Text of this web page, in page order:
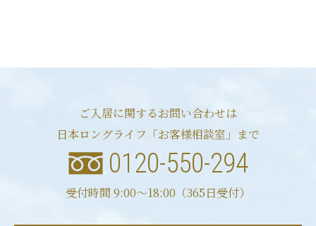
ご入居に関するお問い合わせは
日本ロングライフ「お客様相談室」まで
0120-550-294
受付時間 9:00〜18:00（365日受付）